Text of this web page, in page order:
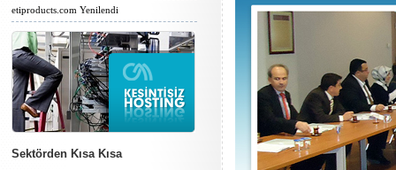
etiproducts.com Yenilendi
Sektörden Kısa Kısa